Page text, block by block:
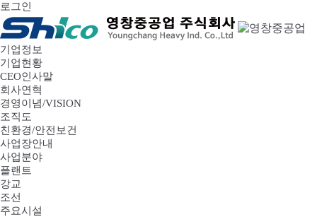
로그인
기업정보
기업현황
CEO인사말
회사연혁
경영이념/VISION
조직도
친환경/안전보건
사업장안내
사업분야
플랜트
강교
조선
주요시설